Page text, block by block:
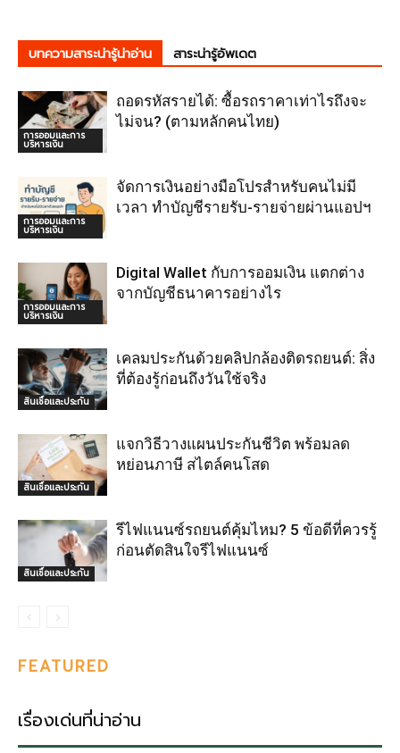
บทความสาระน่ารู้น่าอ่าน สาระน่ารู้อัพเดต
การออมและการ
บริหารเงิน
ถอดรหัสรายได้: ซื้อรถราคาเท่าไรถึงจะ
ไม่จน? (ตามหลักคนไทย)
การออมและการ
บริหารเงิน
จัดการเงินอย่างมือโปรสำหรับคนไม่มี
เวลา ทำบัญชีรายรับ-รายจ่ายผ่านแอปฯ
การออมและการ
บริหารเงิน
Digital Wallet กับการออมเงิน แตกต่าง
จากบัญชีธนาคารอย่างไร
สินเชื่อและประกัน
เคลมประกันด้วยคลิปกล้องติดรถยนต์: สิ่ง
ที่ต้องรู้ก่อนถึงวันใช้จริง
สินเชื่อและประกัน
แจกวิธีวางแผนประกันชีวิต พร้อมลด
หย่อนภาษี สไตล์คนโสด
สินเชื่อและประกัน
รีไฟแนนซ์รถยนต์คุ้มไหม? 5 ข้อดีที่ควรรู้
ก่อนตัดสินใจรีไฟแนนซ์
FEATURED
เรื่องเด่นที่น่าอ่าน